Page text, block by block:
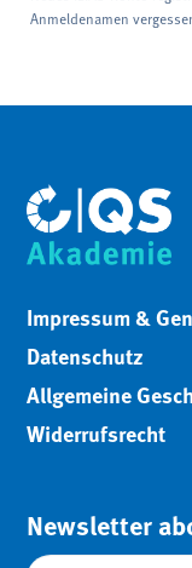
Anmeldenamen
Impressum &
Datenschutz
Allgemeine
Widerrufsrecht
Newsletter